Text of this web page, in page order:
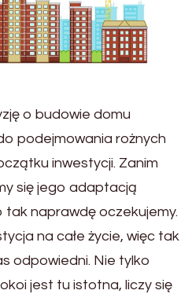
o budowie domu
podejmowania rożnych
inwestycji. Zanim
się jego adaptacją
tak naprawdę oczekujemy.
na całe życie, więc tak
odpowiedni. Nie tylko
jest tu istotna, liczy się